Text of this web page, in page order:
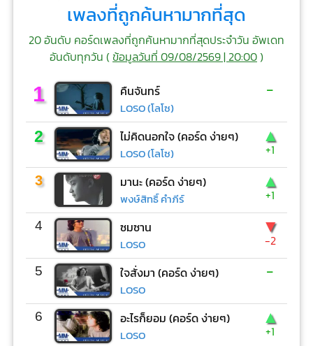
เพลงที่ถูกค้นหามากที่สุด
20 อันดับ คอร์ดเพลงที่ถูกค้นหามากที่สุดประจำวัน อัพเดท
อันดับทุกวัน (ข้อมูลวันที่ 09/08/2569 | 20:00)
1 คืนจันทร์
LOSO (โลโซ)
-
2 ไม่คิดนอกใจ (คอร์ด ง่ายๆ)
LOSO (โลโซ)
▲
+1
3 มานะ (คอร์ด ง่ายๆ)
พงษ์สิทธิ์ คำภีร์
▲
+1
4 ซมซาน
LOSO
▼
-2
5 ใจสั่งมา (คอร์ด ง่ายๆ)
LOSO
-
6 อะไรก็ยอม (คอร์ด ง่ายๆ)
LOSO
▲
+1